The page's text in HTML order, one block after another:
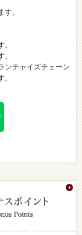
。
ンチャイズチェーン